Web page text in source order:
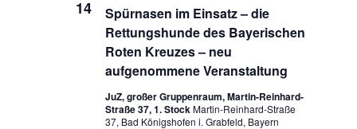
14
Spürnasen im Einsatz – die
Rettungshunde des Bayerischen
Roten Kreuzes – neu
aufgenommene Veranstaltung
JuZ, großer Gruppenraum, Martin-Reinhard-
Straße 37, 1. StockMartin-Reinhard-Straße
37, Bad Königshofen i. Grabfeld, Bayern